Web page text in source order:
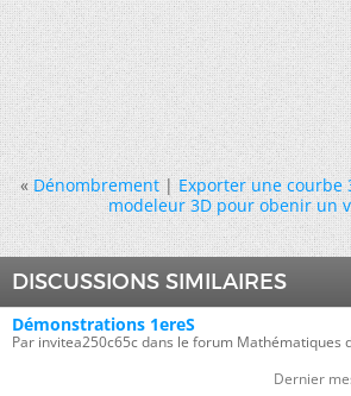
« Dénombrement|Exporter une courbe
modeleur 3D pour obenir un
DISCUSSIONS SIMILAIRES
Démonstrations 1ereS
Par invitea250c65c dans le forum Mathématiques
Dernier